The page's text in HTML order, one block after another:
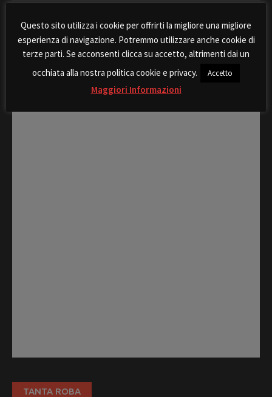
Rispondi
TANTA ROBA
Questo sito utilizza i cookie per offrirti la migliore una migliore
esperienza di navigazione. Potremmo utilizzare anche cookie di
terze parti. Se acconsenti clicca su accetto, altrimenti dai un
occhiata alla nostra politica cookie e privacy.
Accetto
Maggiori Informazioni